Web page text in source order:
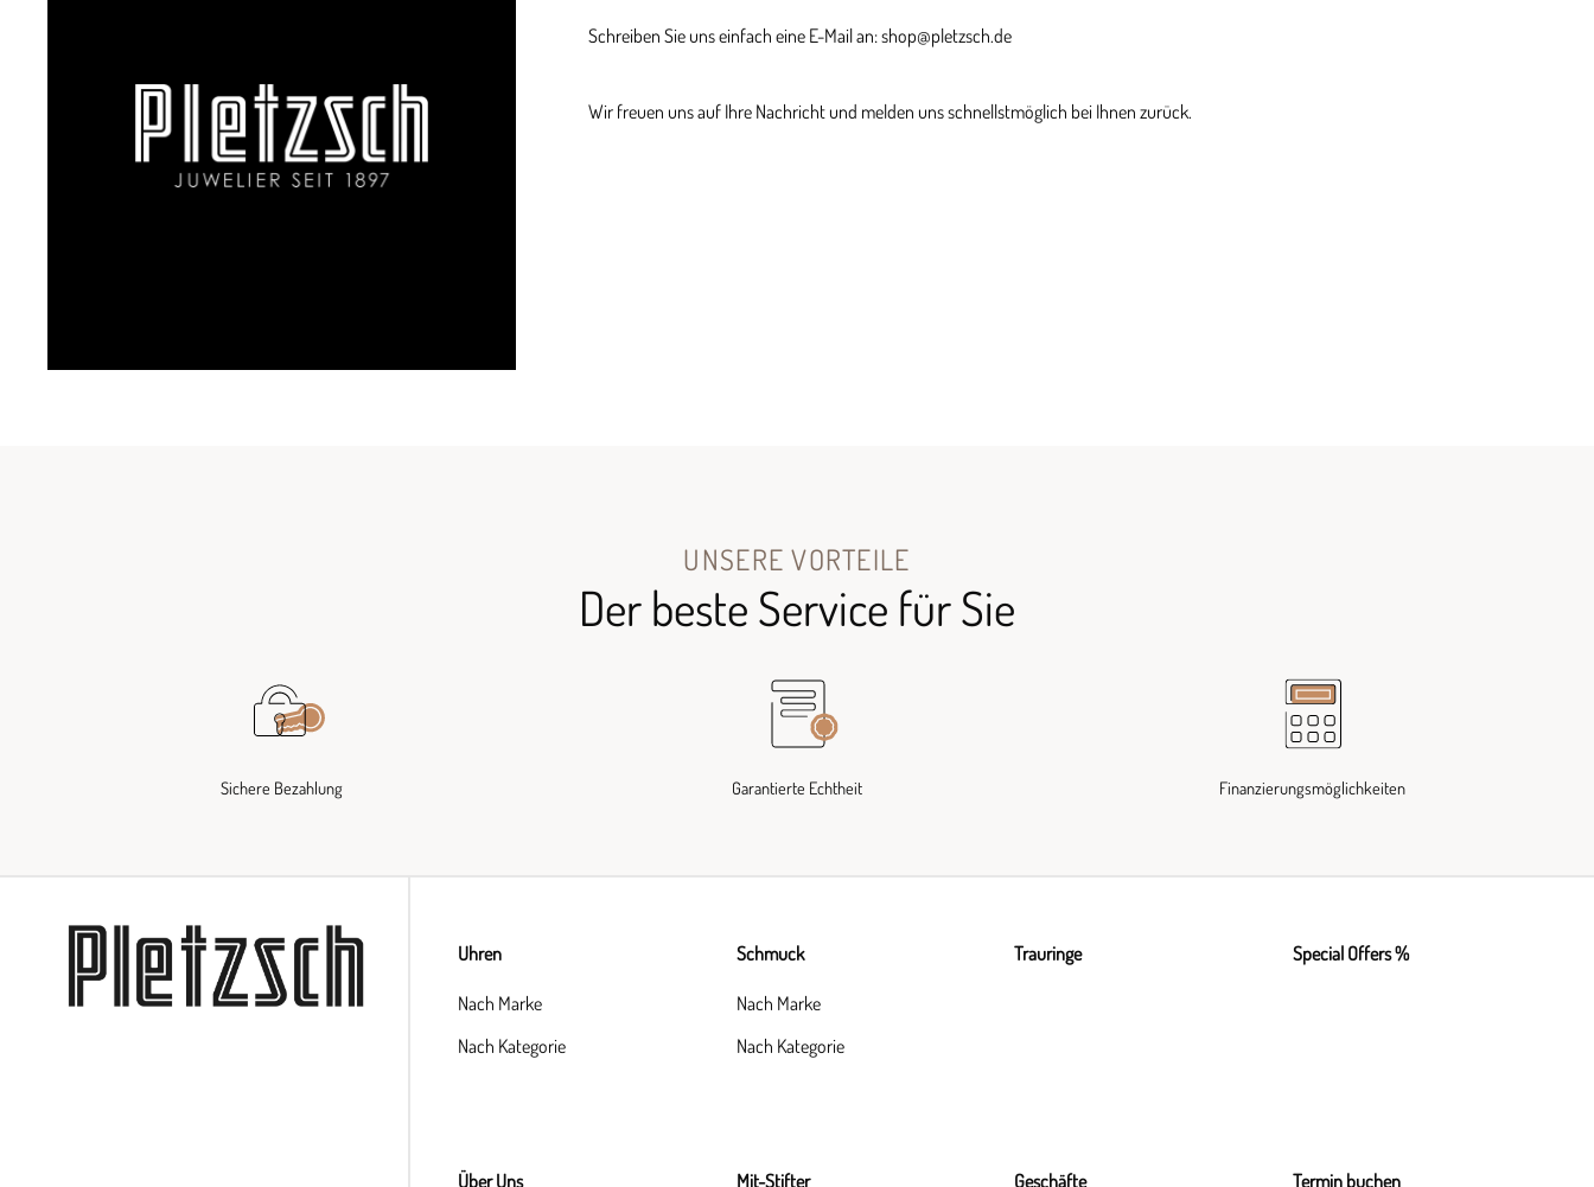
Schreiben Sie uns einfach eine E-Mail an: shop@pletzsch.de
Wir freuen uns auf Ihre Nachricht und melden uns schnellstmöglich bei Ihnen zurück.
UNSERE VORTEILE
Der beste Service für Sie
Sichere Bezahlung Garantierte Echtheit Finanzierungsmöglichkeiten
Uhren
Nach Marke
Nach Kategorie
Schmuck
Nach Marke
Nach Kategorie
Trauringe Special Offers %
Über Uns Mit-Stifter Geschäfte Termin buchen